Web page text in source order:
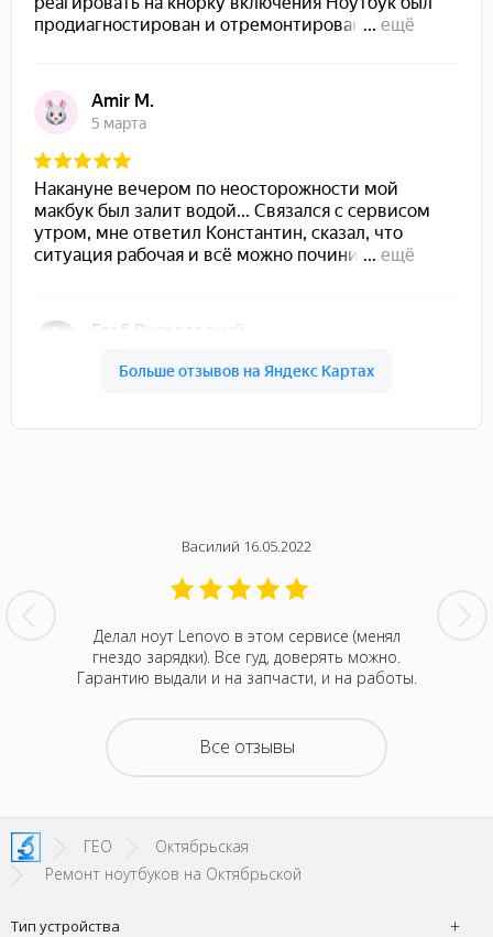
за
Василий 16.05.2022
Делал ноут Lenovo в этом сервисе (менял
гнездо зарядки). Все гуд, доверять можно.
Гарантию выдали и на запчасти, и на работы.
Была
не
Все отзывы
ГЕО
Октябрьская
Ремонт ноутбуков на Октябрьской
Тип устройства